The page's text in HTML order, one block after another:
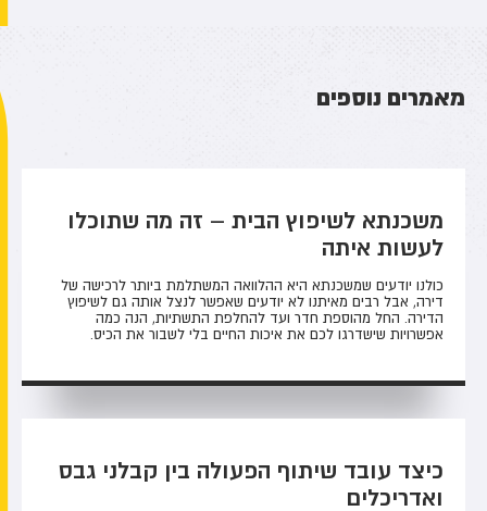
מאמרים נוספים
משכנתא לשיפוץ הבית – זה מה שתוכלו
לעשות איתה
כולנו יודעים שמשכנתא היא ההלוואה המשתלמת ביותר לרכישה של
דירה, אבל רבים מאיתנו לא יודעים שאפשר לנצל אותה גם לשיפוץ
הדירה. החל מהוספת חדר ועד להחלפת התשתיות, הנה כמה
אפשרויות שישדרגו לכם את איכות החיים בלי לשבור את הכיס.
כיצד עובד שיתוף הפעולה בין קבלני גבס
ואדריכלים